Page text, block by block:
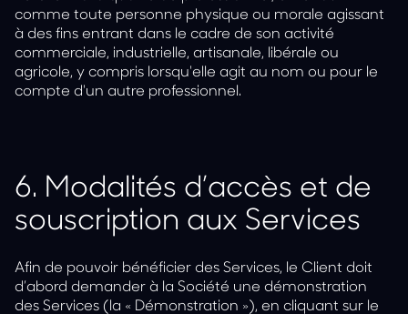
comme toute personne physique ou morale agissant
à des fins entrant dans le cadre de son activité
commerciale, industrielle, artisanale, libérale ou
agricole, y compris lorsqu'elle agit au nom ou pour le
compte d'un autre professionnel.
6. Modalités d’accès et de
souscription aux Services
Afin de pouvoir bénéficier des Services, le Client doit
d’abord demander à la Société une démonstration
des Services (la « Démonstration »), en cliquant sur le